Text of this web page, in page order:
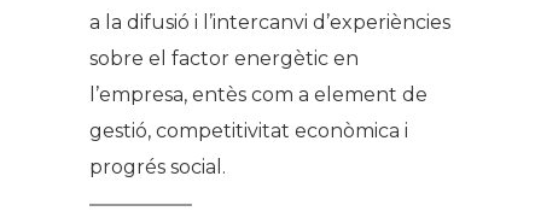
a la difusió i l’intercanvi d’experiències
sobre el factor energètic en
l’empresa, entès com a element de
gestió, competitivitat econòmica i
progrés social.